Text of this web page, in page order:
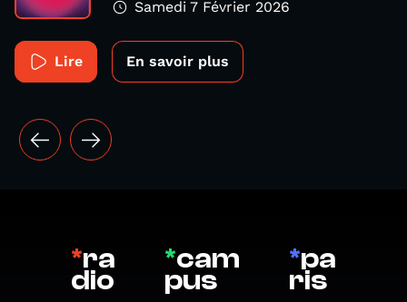
Samedi 7 Février 2026
Lire En savoir plus
*ra
dio
*cam
pus
*pa
ris